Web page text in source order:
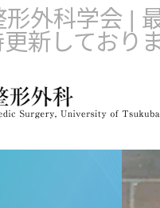
外科学会 |
新しており